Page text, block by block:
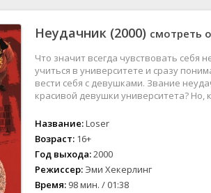
Неудачник (2000) смотреть
Что значит всегда чувствовать себя
учиться в университете и сразу
вести себя с девушками. Звание
красивой девушки университета? Но,
Название:Loser
Возраст: 16+
Год выхода:2000
Режиссер: Эми Хекерлинг
Время: 98 мин. / 01:38